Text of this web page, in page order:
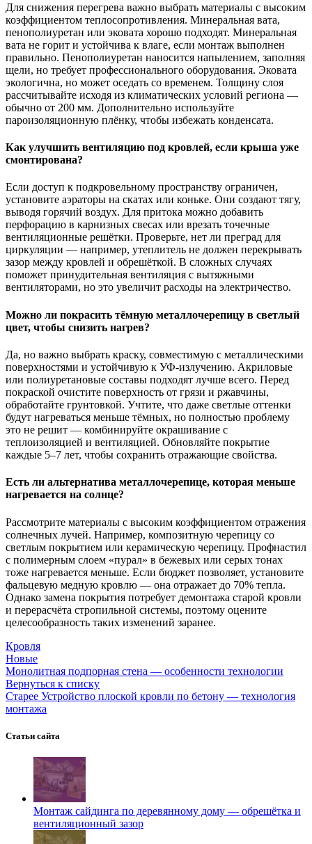
Для снижения перегрева важно выбрать материалы с высоким
коэффициентом теплосопротивления. Минеральная вата,
пенополиуретан или эковата хорошо подходят. Минеральная
вата не горит и устойчива к влаге, если монтаж выполнен
правильно. Пенополиуретан наносится напылением, заполняя
щели, но требует профессионального оборудования. Эковата
экологична, но может оседать со временем. Толщину слоя
рассчитывайте исходя из климатических условий региона —
обычно от 200 мм. Дополнительно используйте
пароизоляционную плёнку, чтобы избежать конденсата.
Как улучшить вентиляцию под кровлей, если крыша уже
смонтирована?
Если доступ к подкровельному пространству ограничен,
установите аэраторы на скатах или коньке. Они создают тягу,
выводя горячий воздух. Для притока можно добавить
перфорацию в карнизных свесах или врезать точечные
вентиляционные решётки. Проверьте, нет ли преград для
циркуляции — например, утеплитель не должен перекрывать
зазор между кровлей и обрешёткой. В сложных случаях
поможет принудительная вентиляция с вытяжными
вентиляторами, но это увеличит расходы на электричество.
Можно ли покрасить тёмную металлочерепицу в светлый
цвет, чтобы снизить нагрев?
Да, но важно выбрать краску, совместимую с металлическими
поверхностями и устойчивую к УФ-излучению. Акриловые
или полиуретановые составы подходят лучше всего. Перед
покраской очистите поверхность от грязи и ржавчины,
обработайте грунтовкой. Учтите, что даже светлые оттенки
будут нагреваться меньше тёмных, но полностью проблему
это не решит — комбинируйте окрашивание с
теплоизоляцией и вентиляцией. Обновляйте покрытие
каждые 5–7 лет, чтобы сохранить отражающие свойства.
Есть ли альтернатива металлочерепице, которая меньше
нагревается на солнце?
Рассмотрите материалы с высоким коэффициентом отражения
солнечных лучей. Например, композитную черепицу со
светлым покрытием или керамическую черепицу. Профнастил
с полимерным слоем «пурал» в бежевых или серых тонах
тоже нагревается меньше. Если бюджет позволяет, установите
фальцевую медную кровлю — она отражает до 70% тепла.
Однако замена покрытия потребует демонтажа старой кровли
и перерасчёта стропильной системы, поэтому оцените
целесообразность таких изменений заранее.
Кровля
Новые
Монолитная подпорная стена — особенности технологии
Вернуться к списку
Старее Устройство плоской кровли по бетону — технология
монтажа
Статьи сайта
Монтаж сайдинга по деревянному дому — обрешётка и
вентиляционный зазор